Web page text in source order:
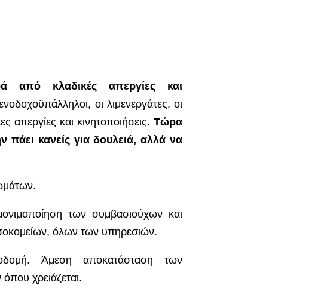
από κλαδικές απεργίες και
οι λιμενεργάτες, οι
απεργίες και κινητοποιήσεις. Τώρα
κανείς για δουλειά, αλλά να
των συμβασιούχων και
όλων των υπηρεσιών.
Άμεση αποκατάσταση των
χρειάζεται.